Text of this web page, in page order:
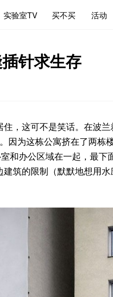
实验室TV 买不买 活动
针求生存
，这可不是笑话。在波
因为这栋公寓挤在了两栋
和办公区域在一起，最
筑的限制（默默地想用